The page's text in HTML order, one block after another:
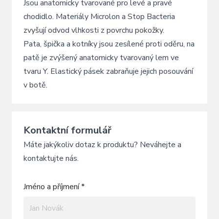
Jsou anatomicky tvarované pro levé a pravé
chodidlo. Materiály Microlon a Stop Bacteria
zvyšují odvod vlhkosti z povrchu pokožky.
Pata, špička a kotníky jsou zesílené proti oděru, na
patě je zvýšený anatomicky tvarovaný lem ve
tvaru Y. Elastický pásek zabraňuje jejich posouvání
v botě.
Kontaktní formulář
Máte jakýkoliv dotaz k produktu? Neváhejte a
kontaktujte nás.
Jméno a příjmení *